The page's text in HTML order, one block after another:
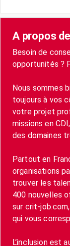
A propos
Besoin de
opportunités ?
Nous sommes
toujours à vos
votre projet
missions en
des domaines
Partout en
organisations
trouver les
400 nouvelles
sur crit-
qui vous
L’inclusion est